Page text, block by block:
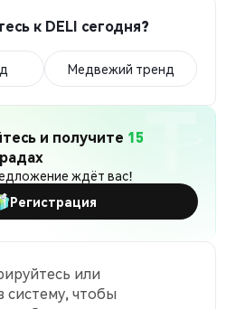
к DELI сегодня?
Медвежий тренд
и получите 15
ждёт вас!
Регистрация
или
систему, чтобы